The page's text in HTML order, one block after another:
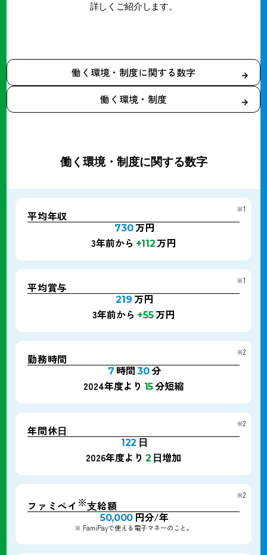
詳しくご紹介します。
働く環境・制度に関する数字
働く環境・制度
働く環境・制度に関する数字
平均年収 ※1
730万円
3年前から +112万円
平均賞与 ※1
219万円
3年前から +55万円
勤務時間 ※2
7 時間30分
2024年度より 15分短縮
年間休⽇ ※2
122 ⽇
2026年度より 2 ⽇増加
ファミペイ ※⽀給額
※2
50,000円分/年
※ FamiPayで使える電⼦マネーのこと。